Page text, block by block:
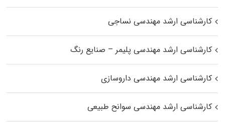
کارشناسی ارشد مهندسی نساجی
کارشناسی ارشد مهندسی پلیمر – صنایع رنگ
کارشناسی ارشد مهندسی داروسازی
کارشناسی ارشد مهندسی سوانح طبیعی